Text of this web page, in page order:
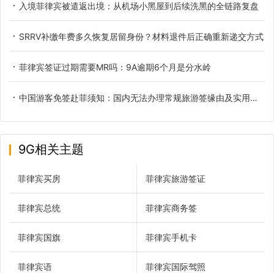
入境菲律宾被遣返出境：从机场小黑屋到后续洗黑的全链路复盘
SRRV补缴年费多久恢复居留身份？材料退件后正确重新递交方式
菲律宾签证过期需要MR吗：9A逾期6个月是分水岭
中国游客免签赴菲须知：国内无法办理常规旅游签缘由及实用替代方案
9G相关主题
菲律宾买房 菲律宾旅游签证
菲律宾总统 菲律宾商务签
菲律宾国旗 菲律宾手机卡
菲律宾语 菲律宾国际驾照